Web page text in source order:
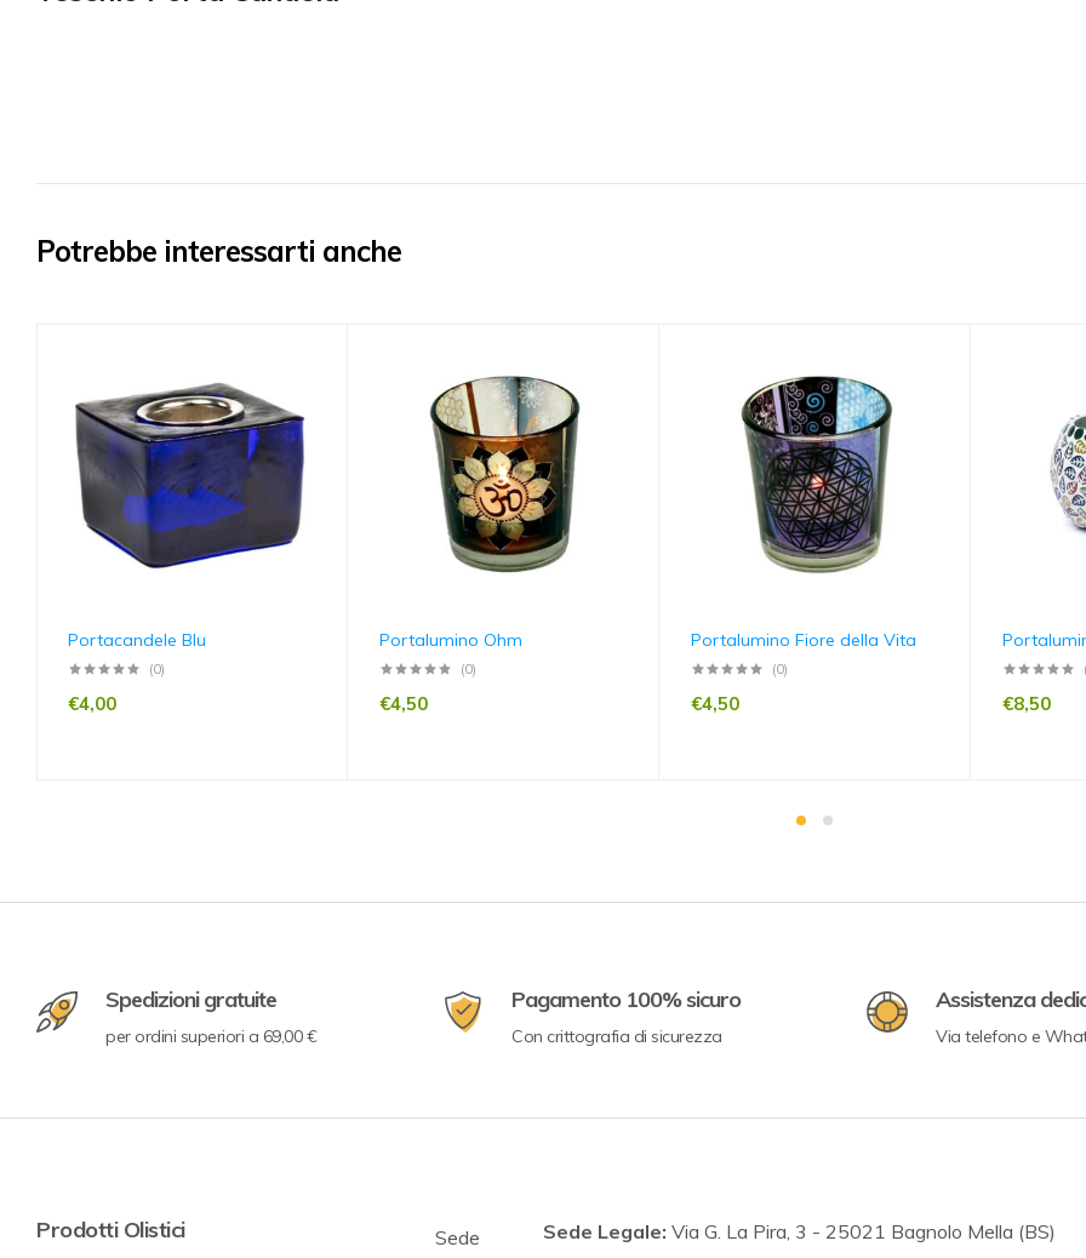
Potrebbe interessarti anche
Portacandele Blu
(0)
€4,00
Portalumino Ohm
(0)
€4,50
Portalumino Fiore della Vita
(0)
€4,50 €8,50
Spedizioni gratuite
per ordini superiori a 69,00 €
Pagamento 100% sicuro
Con crittografia di sicurezza
Assistenza
Via telefono e
Prodotti Olistici
Sede
Sede Legale: Via G. La Pira, 3 - 25021 Bagnolo Mella (BS)